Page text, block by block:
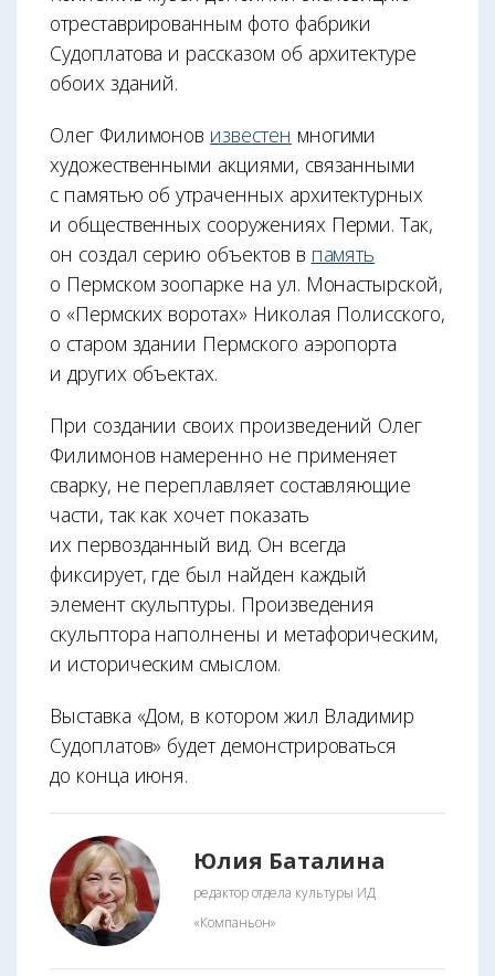
отреставрированным фото фабрики
Судоплатова и рассказом об архитектуре
обоих зданий.
Олег Филимонов известен многими
художественными акциями, связанными
с памятью об утраченных архитектурных
и общественных сооружениях Перми. Так,
он создал серию объектов в память
о Пермском зоопарке на ул. Монастырской,
о «Пермских воротах» Николая Полисского,
о старом здании Пермского аэропорта
и других объектах.
При создании своих произведений Олег
Филимонов намеренно не применяет
сварку, не переплавляет составляющие
части, так как хочет показать
их первозданный вид. Он всегда
фиксирует, где был найден каждый
элемент скульптуры. Произведения
скульптора наполнены и метафорическим,
и историческим смыслом.
Выставка «Дом, в котором жил Владимир
Судоплатов» будет демонстрироваться
до конца июня.
Юлия Баталина
редактор отдела культуры ИД
«Компаньон»